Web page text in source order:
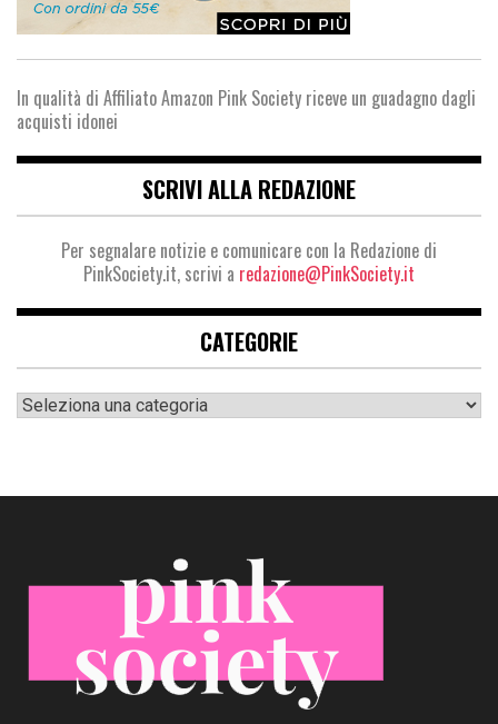
In qualità di Affiliato Amazon Pink Society riceve un guadagno dagli
acquisti idonei
SCRIVI ALLA REDAZIONE
Per segnalare notizie e comunicare con la Redazione di
PinkSociety.it, scrivi a redazione@PinkSociety.it
CATEGORIE
Categorie